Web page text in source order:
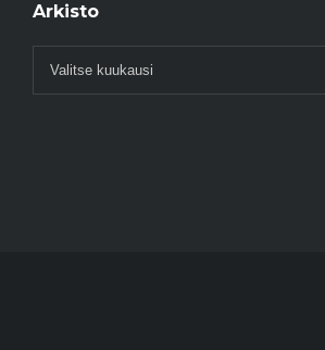
Arkisto
Arkisto